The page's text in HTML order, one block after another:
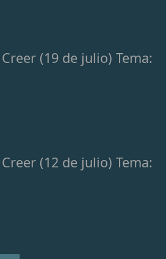
(19 de julio) Tema:
(12 de julio) Tema: